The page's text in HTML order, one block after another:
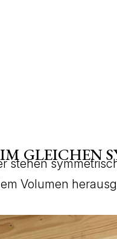
GLEICHEN
stehen
Volumen